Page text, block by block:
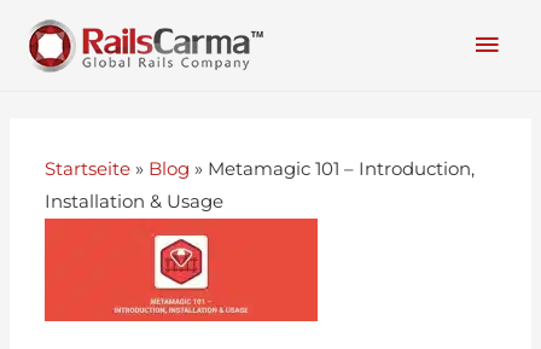
Startseite » Blog » Metamagic 101 – Introduction,
Installation & Usage